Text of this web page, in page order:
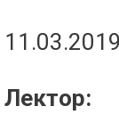
11.03.2019
Лектор: